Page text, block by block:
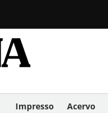
Impresso Acervo